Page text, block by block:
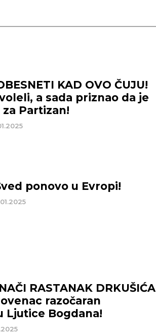
KAD OVO ČUJU!
a sada priznao da je
Partizan!
ponovo u Evropi!
RASTANAK DRKUŠIĆA
razočaran
Ljutice Bogdana!